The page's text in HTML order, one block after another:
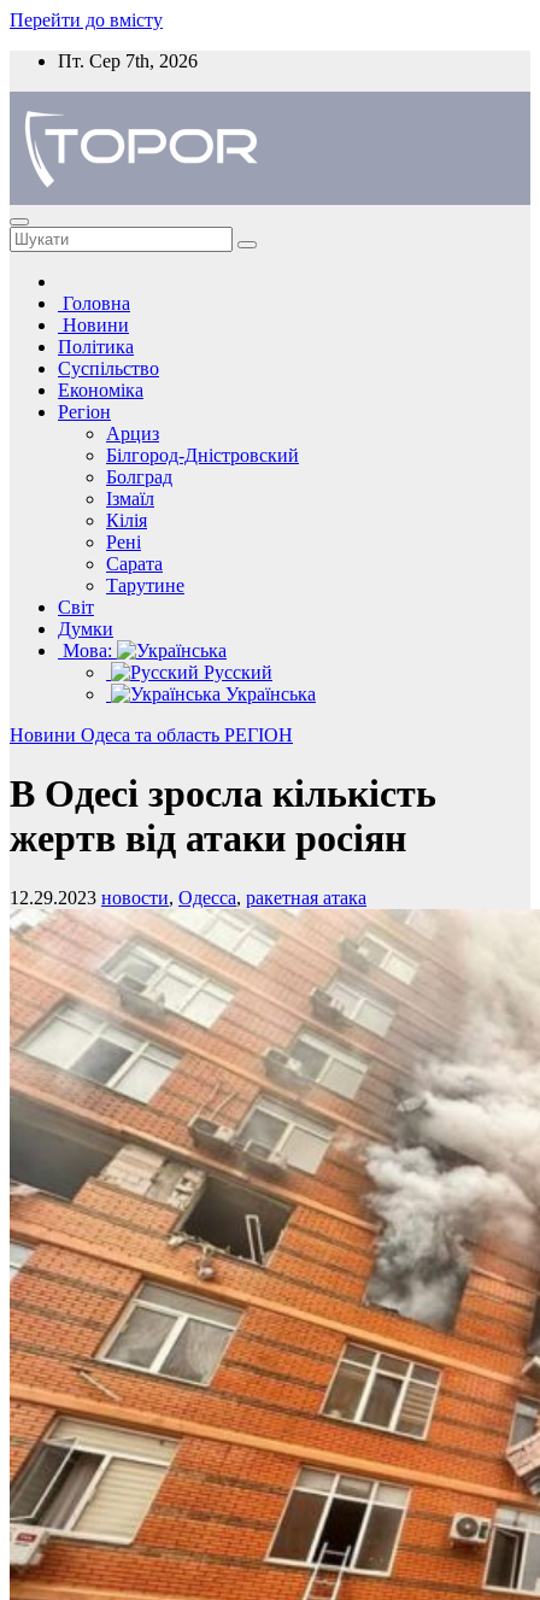
Перейти до вмісту
Пт. Сер 7th, 2026
Головна
Новини
Політика
Суспільство
Економіка
Регіон
Арциз
Білгород-Дністровский
Болград
Ізмаїл
Кілія
Рені
Сарата
Тарутине
Світ
Думки
Мова:
Русский
Українська
Новини Одеса та область РЕГІОН
В Одесі зросла кількість
жертв від атаки росіян
12.29.2023 новости, Одесса, ракетная атака